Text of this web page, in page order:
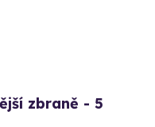
zbraně - 5